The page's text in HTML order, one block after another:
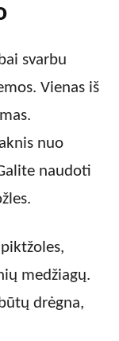
svarbu
Vienas iš
nuo
naudoti
medžiagų.
drėgna,